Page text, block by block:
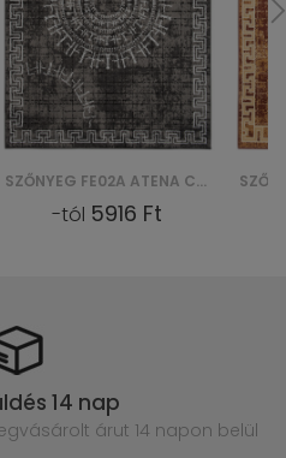
SZŐNYEG FE02A ATENA CRM - SZARY
-tól 5916 Ft
14 nap
árut 14 napon belül